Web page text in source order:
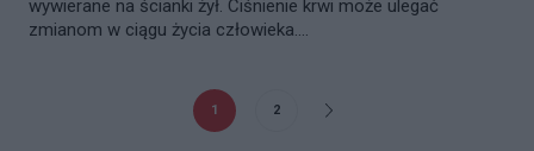
wywierane na ścianki żył. Ciśnienie krwi może ulegać
zmianom w ciągu życia człowieka....
1 2